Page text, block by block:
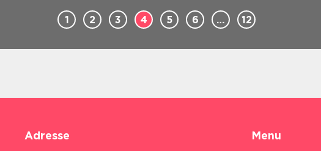
1 2 3 4 5 6 … 12
Adresse Menu